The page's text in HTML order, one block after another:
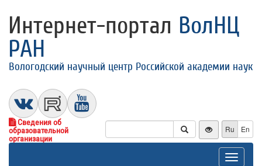
Интернет-портал ВолНЦ
РАН
Вологодский научный центр Российской академии наук
Сведения об
образовательной
организации
Ru En
Toggle